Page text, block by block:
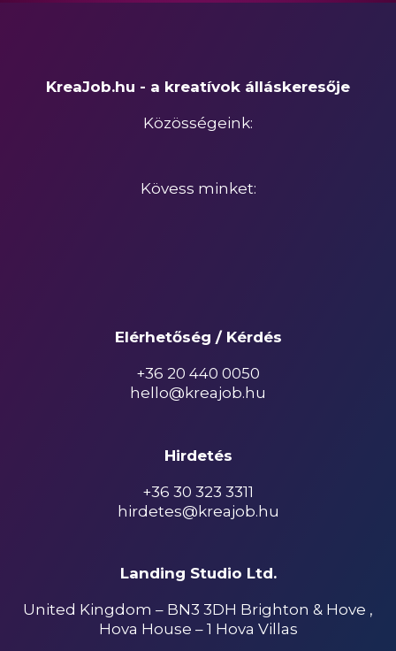
KreaJob.hu - a kreatívok álláskeresője
Közösségeink:
Kövess minket:
Elérhetőség / Kérdés
+36 20 440 0050
hello@kreajob.hu
Hirdetés
+36 30 323 3311
hirdetes@kreajob.hu
Landing Studio Ltd.
United Kingdom – BN3 3DH Brighton & Hove ,
Hova House – 1 Hova Villas